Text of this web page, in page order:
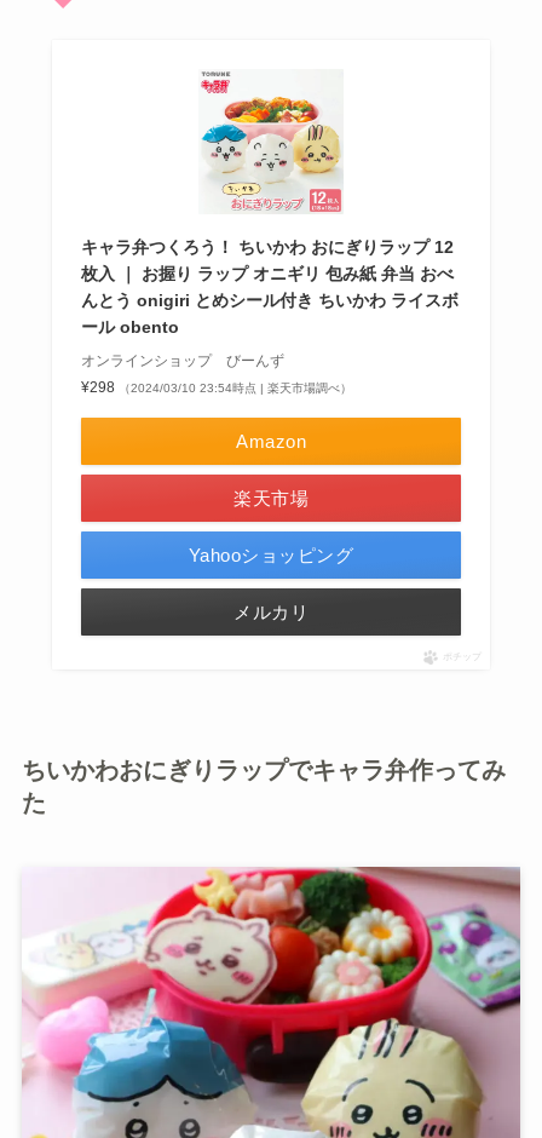
キャラ弁つくろう！ ちいかわ おにぎりラップ 12
枚入 ｜ お握り ラップ オニギリ 包み紙 弁当 おべ
んとう onigiri とめシール付き ちいかわ ライスボ
ール obento
オンラインショップ びーんず
¥298
（2024/03/10 23:54時点 | 楽天市場調べ）
Amazon
楽天市場
Yahooショッピング
メルカリ
ポチップ
ちいかわおにぎりラップでキャラ弁作ってみ
た